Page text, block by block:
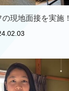
現地面接を実施！